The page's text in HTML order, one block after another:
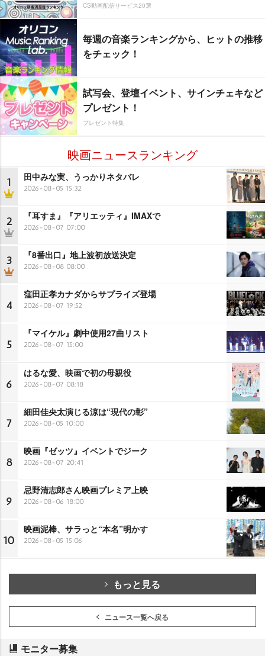
CS動画配信サービス20選
毎週の音楽ランキングから、ヒットの推移
をチェック！
試写会、登壇イベント、サインチェキなど
プレゼント！
プレゼント特集
映画ニュースランキング
1 田中みな実、うっかりネタバレ
2026-08-05 15:32
2 『耳すま』『アリエッティ』IMAXで
2026-08-07 07:00
3 『8番出口』地上波初放送決定
2026-08-08 08:00
4
窪田正孝カナダからサプライズ登場
2026-08-07 19:52
5
『マイケル』劇中使用27曲リスト
2026-08-07 15:00
6
はるな愛、映画で初の母親役
2026-08-07 08:18
7
細田佳央太演じる涼は“現代の彰”
2026-08-05 10:00
8
映画『ゼッツ』イベントでジーク
2026-08-07 20:41
9
忌野清志郎さん映画プレミア上映
2026-08-06 18:00
10
映画泥棒、サラっと“本名”明かす
2026-08-05 15:06
もっと見る
ニュース一覧へ戻る
モニター募集